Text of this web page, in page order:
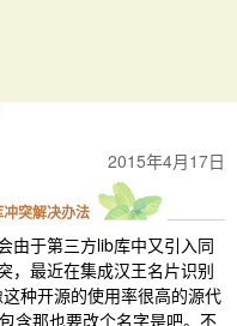
2015年4月17日
突解决办法
由于第三方lib库中又引入同
，最近在集成汉王名片识别
种开源的使用率很高的源代
含那也要改个名字是吧。不